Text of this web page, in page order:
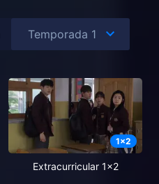
1x2
Extracurricular 1x2